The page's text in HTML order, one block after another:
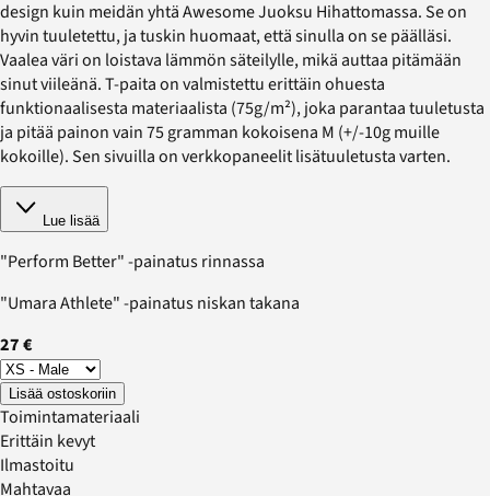
design kuin meidän yhtä Awesome Juoksu Hihattomassa. Se on
hyvin tuuletettu, ja tuskin huomaat, että sinulla on se päälläsi.
Vaalea väri on loistava lämmön säteilylle, mikä auttaa pitämään
sinut viileänä. T-paita on valmistettu erittäin ohuesta
funktionaalisesta materiaalista (75g/m²), joka parantaa tuuletusta
ja pitää painon vain 75 gramman kokoisena M (+/-10g muille
kokoille). Sen sivuilla on verkkopaneelit lisätuuletusta varten.
Lue lisää
"Perform Better" -painatus rinnassa
"Umara Athlete" -painatus niskan takana
27 €
Lisää ostoskoriin
Toimintamateriaali
Erittäin kevyt
Ilmastoitu
Mahtavaa